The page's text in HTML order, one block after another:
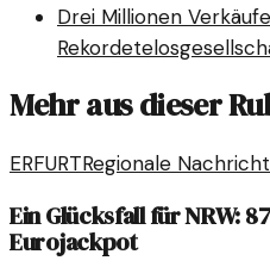
Drei Millionen
Rekorde
Mehr aus dieser
ERFURTRegionale
Ein Glücksfall für NRW:
Eurojackpot